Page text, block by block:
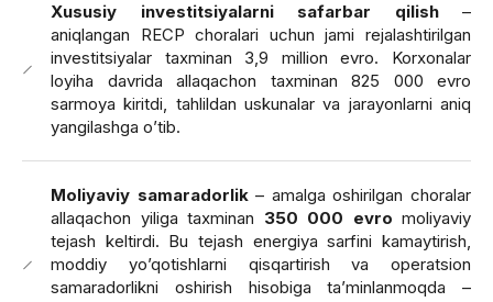
Xususiy investitsiyalarni safarbar qilish–
aniqlangan RECP choralari uchun jami rejalashtirilgan
investitsiyalar taxminan 3,9 million evro. Korxonalar
loyiha davrida allaqachon taxminan 825 000 evro
sarmoya kiritdi, tahlildan uskunalar va jarayonlarni aniq
yangilashga o’tib.
Moliyaviy samaradorlik– amalga oshirilgan choralar
allaqachon yiliga taxminan 350 000 evro moliyaviy
tejash keltirdi. Bu tejash energiya sarfini kamaytirish,
moddiy yo’qotishlarni qisqartirish va operatsion
samaradorlikni oshirish hisobiga ta’minlanmoqda –